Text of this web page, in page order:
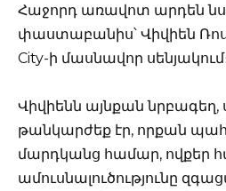
Հաջորդ առավոտ արդեն
փաստաբանիս՝ Վիվիեն
City-ի մասնավոր
Վիվիենն այնքան նրբագեղ,
թանկարժեք էր, որքան
մարդկանց համար, ովքեր
ամուսնալուծությունը